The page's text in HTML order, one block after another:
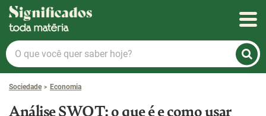
Significados
O
que
você
quer
saber
Sociedade Economia
Análise SWOT: o que é e como usar